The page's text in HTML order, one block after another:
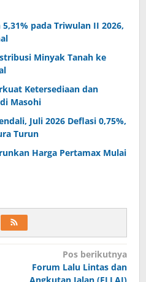
pada Triwulan II 2026,
Minyak Tanah ke
Ketersediaan dan
Masohi
Juli 2026 Deflasi 0,75%,
Turun
Harga Pertamax Mulai
Pos berikutnya
Forum Lalu Lintas dan